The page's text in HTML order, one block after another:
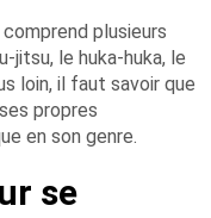
plusieurs
jitsu, le huka-huka, le
loin, il faut savoir que
propres
en son genre.
se